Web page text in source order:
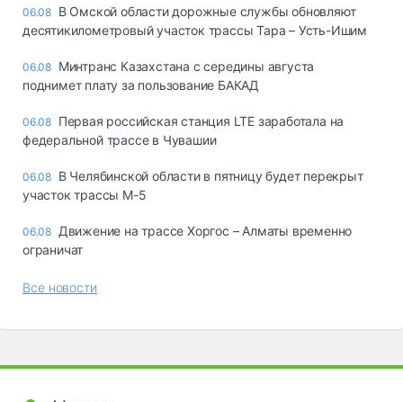
06.08 В Омской области дорожные службы обновляют
десятикилометровый участок трассы Тара – Усть-Ишим
06.08 Минтранс Казахстана с середины августа
поднимет плату за пользование БАКАД
06.08 Первая российская станция LTE заработала на
федеральной трассе в Чувашии
06.08 В Челябинской области в пятницу будет перекрыт
участок трассы М-5
06.08 Движение на трассе Хоргос – Алматы временно
ограничат
Все новости